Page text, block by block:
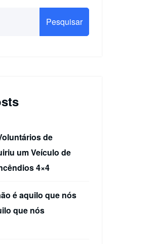
Pesquisar
de
um Veículo de
4×4
é aquilo que nós
que nós